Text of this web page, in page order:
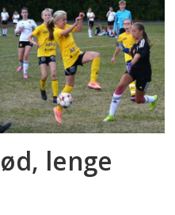
lenge